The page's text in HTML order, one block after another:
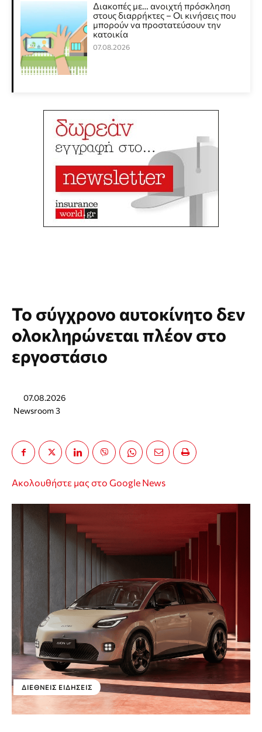
Διακοπές με… ανοιχτή πρόσκληση
στους διαρρήκτες – Οι κινήσεις που
μπορούν να προστατεύσουν την
κατοικία
07.08.2026